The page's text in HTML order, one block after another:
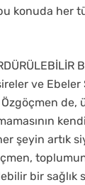
konuda her
ve Ebeler
Özgöçmen
şeyin artık
bir sağlık